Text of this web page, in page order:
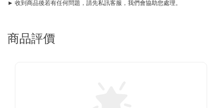
► 收到商品後若有任何問題，請先私訊客服，我們會協助您處理。
商品評價